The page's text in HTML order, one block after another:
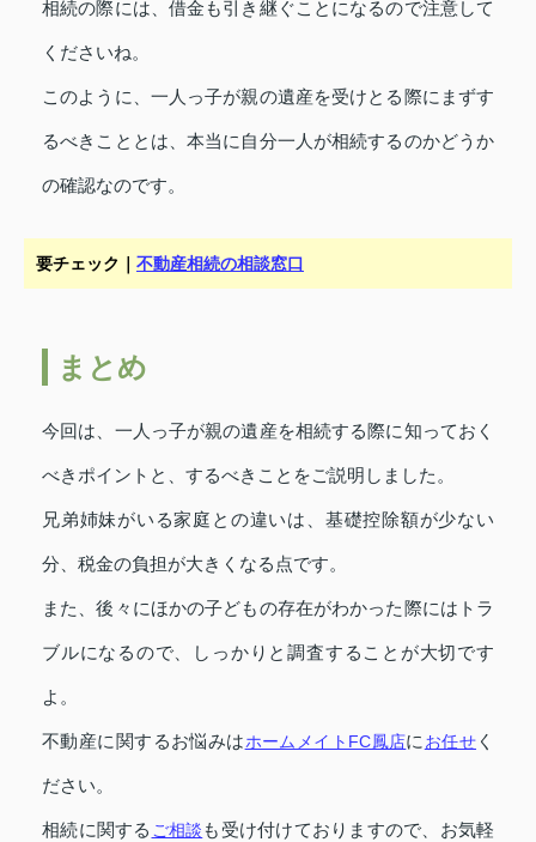
相続の際には、借金も引き継ぐことになるので注意して
くださいね。
このように、一人っ子が親の遺産を受けとる際にまずす
るべきこととは、本当に自分一人が相続するのかどうか
の確認なのです。
要チェック｜ 不動産相続の相談窓口
まとめ
今回は、一人っ子が親の遺産を相続する際に知っておく
べきポイントと、するべきことをご説明しました。
兄弟姉妹がいる家庭との違いは、基礎控除額が少ない
分、税金の負担が大きくなる点です。
また、後々にほかの子どもの存在がわかった際にはトラ
ブルになるので、しっかりと調査することが大切です
よ。
不動産に関するお悩みはホームメイトFC鳳店に お任せ く
ださい。
相続に関する ご相談 も受け付けておりますので、お気軽